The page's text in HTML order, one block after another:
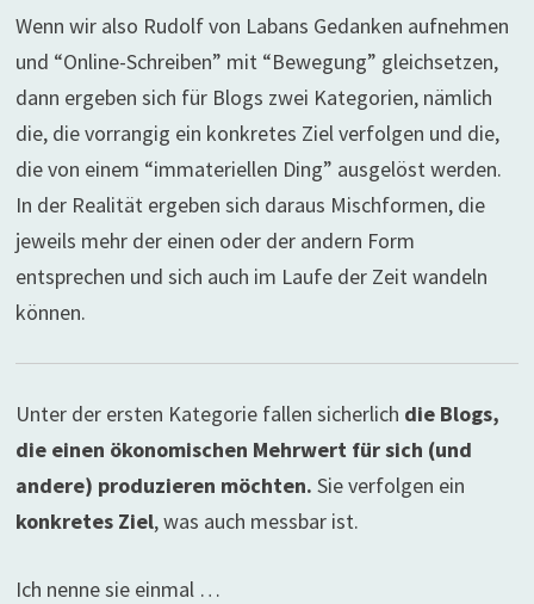
Wenn wir also Rudolf von Labans Gedanken aufnehmen
und “Online-Schreiben” mit “Bewegung” gleichsetzen,
dann ergeben sich für Blogs zwei Kategorien, nämlich
die, die vorrangig ein konkretes Ziel verfolgen und die,
die von einem “immateriellen Ding” ausgelöst werden.
In der Realität ergeben sich daraus Mischformen, die
jeweils mehr der einen oder der andern Form
entsprechen und sich auch im Laufe der Zeit wandeln
können.
Unter der ersten Kategorie fallen sicherlich die Blogs,
die einen ökonomischen Mehrwert für sich (und
andere) produzieren möchten. Sie verfolgen ein
konkretes Ziel, was auch messbar ist.
Ich nenne sie einmal …